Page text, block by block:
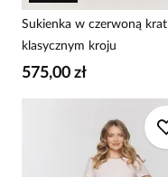
Sukienka w czerwoną
klasycznym kroju
575,00 zł